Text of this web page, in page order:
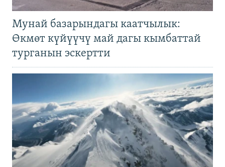
Мунай базарындагы каатчылык:
Өкмөт күйүүчү май дагы кымбаттай
турганын эскертти